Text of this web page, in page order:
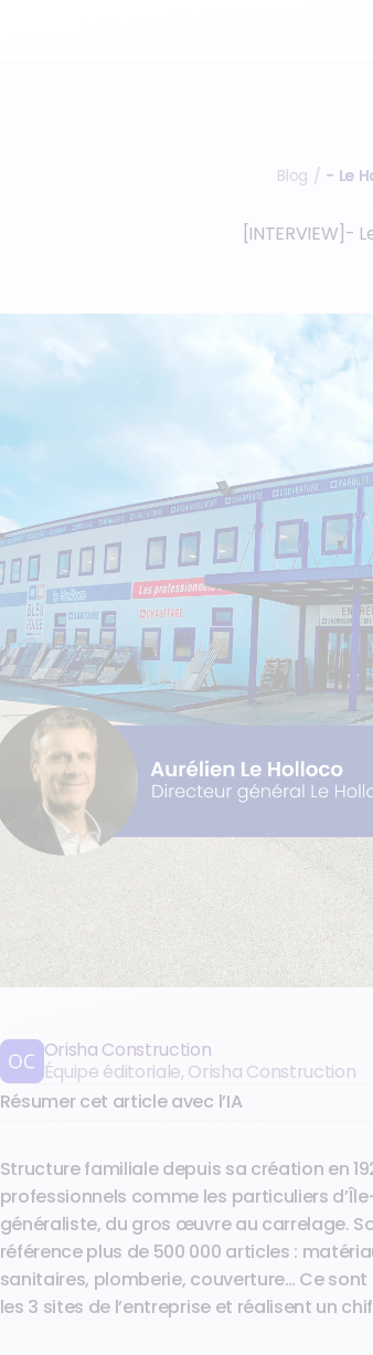
Blog / - Le
[INTERVIEW]-
Orisha Construction
Équipe éditoriale, Orisha Construction
Résumer cet article avec l’IA
Structure familiale depuis sa création en
professionnels comme les particuliers
généraliste, du gros œuvre au carrelage.
référence plus de 500 000 articles :
sanitaires, plomberie, couverture… Ce
les 3 sites de l’entreprise et réalisent un